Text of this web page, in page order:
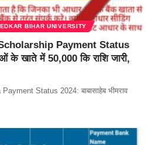
BIHAR UNIVERSITY
Payment Status
के खाते में 50,000 कि राशि जारी,
Status 2024: बाबासाहेब भीमराव